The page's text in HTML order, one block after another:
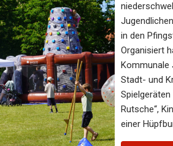
in den
Organisiert
Kommunale
Stadt- und
Rutsche“,
einer